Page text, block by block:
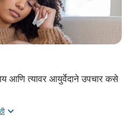
आणि त्यावर आयुर्वेदाने उपचार कसे